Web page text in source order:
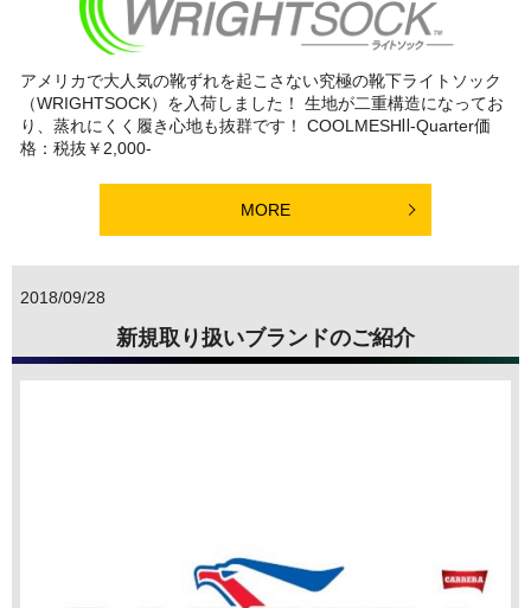
アメリカで大人気の靴ずれを起こさない究極の靴下ライトソック
（WRIGHTSOCK）を入荷しました！ 生地が二重構造になってお
り、蒸れにくく履き心地も抜群です！ COOLMESHⅡ-Quarter価
格：税抜￥2,000-
MORE
2018/09/28
新規取り扱いブランドのご紹介